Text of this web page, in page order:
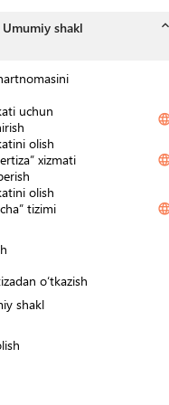
shakl
expand_less
uchun
olish
xizmati
olish
tizimi
o‘tkazish
shakl